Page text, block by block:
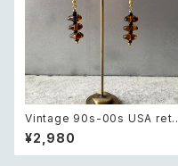
Vintage 90s-00s USA retr
o amber color beads pierc
e レトロ アメリカ ヴィンテージ
アクセサリー 琥珀色 ビーズ ピ
¥2,980